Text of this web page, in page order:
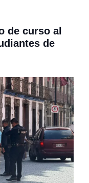
de curso al
de